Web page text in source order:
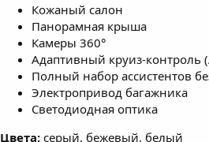
Кожаный салон
Панорамная крыша
Камеры 360°
Адаптивный круиз-контроль
Полный набор ассистентов
Электропривод багажника
Светодиодная оптика
Цвета: серый, бежевый, белый